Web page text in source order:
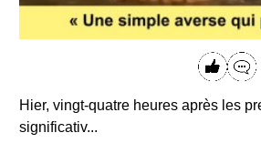
Hier, vingt-quatre heures après les
significativ...